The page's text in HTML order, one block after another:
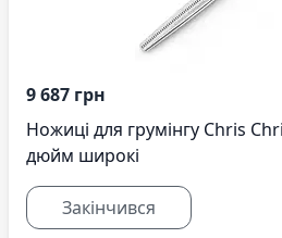
9 687 грн
Ножиці для грумінгу Chris
дюйм широкі
Закінчився